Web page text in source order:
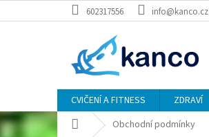
na
602317556 info@kanco.cz
CVIČENÍ A FITNESS ZDRAVÍ
Domů Obchodní podmínky